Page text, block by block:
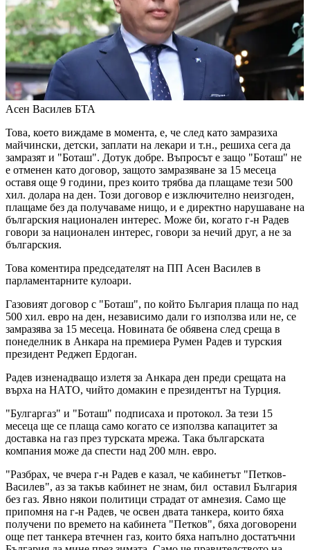
Асен Василев БТА
Това, което виждаме в момента, е, че след като замразиха
майчински, детски, заплати на лекари и т.н., решиха сега да
замразят и "Боташ". Дотук добре. Въпросът е защо "Боташ" не
е отменен като договор, защото замразяване за 15 месеца
оставя още 9 години, през които трябва да плащаме тези 500
хил. долара на ден. Този договор е изключително неизгоден,
плащаме без да получаваме нищо, и е директно нарушаване на
българския национален интерес. Може би, когато г-н Радев
говори за национален интерес, говори за нечий друг, а не за
българския.
Това коментира председателят на ПП Асен Василев в
парламентарните кулоари.
Газовият договор с "Боташ", по който България плаща по над
500 хил. евро на ден, независимо дали го използва или не, се
замразява за 15 месеца. Новината бе обявена след среща в
понеделник в Анкара на премиера Румен Радев и турския
президент Реджеп Ердоган.
Радев изненадващо излетя за Анкара ден преди срещата на
върха на НАТО, чийто домакин е президентът на Турция.
"Булгаргаз" и "Боташ" подписаха и протокол. За тези 15
месеца ще се плаща само когато се използва капацитет за
доставка на газ през турската мрежа. Така българската
компания може да спести над 200 млн. евро.
"Разбрах, че вчера г-н Радев е казал, че кабинетът "Петков-
Василев", аз за такъв кабинет не знам, бил оставил България
без газ. Явно някои политици страдат от амнезия. Само ще
припомня на г-н Радев, че освен двата танкера, които бяха
получени по времето на кабинета "Петков", бяха договорени
още пет танкера втечнен газ, които бяха напълно достатъчни